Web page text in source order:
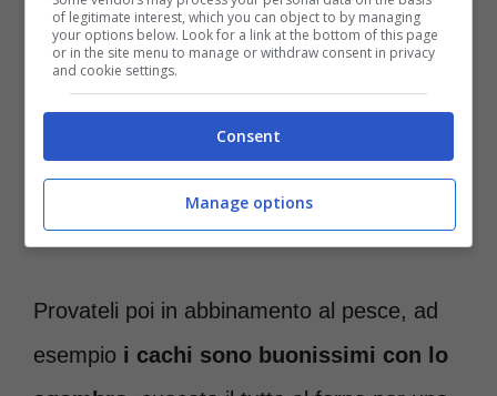
Infilzate poi i cachi tagliati a cubetti
alternandoli al tofu, aggiungete anche dei
pezzetti di peperoncino nello spiedino e poi
grigliate il tutto con qualche goccia di olio.
Servite cospargendo gli spiedini con semi di
sesamo.
Provateli poi in abbinamento al pesce, ad
esempio i cachi sono buonissimi con lo
of legitimate interest, which you can object to by managing
your options below. Look for a link at the bottom of this page
or in the site menu to manage or withdraw consent in privacy
and cookie settings.
Consent
Manage options